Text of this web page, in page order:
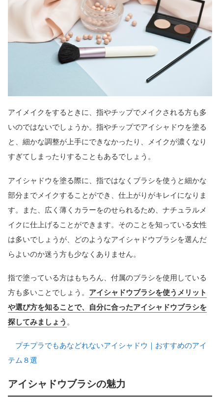
アイメイクをするときに、指やチップでメイクされる方も多
いのではないでしょうか。指やチップでアイシャドウを塗る
と、細かな調整が上手にできなかったり、メイクが濃くなり
すぎてしまったりすることもあるでしょう。
アイシャドウを塗る際に、指ではなくブラシを使うと細かな
部分までメイクすることができ、仕上がりがキレイになりま
す。また、広く薄くカラーをのせられるため、ナチュラルメ
イクに仕上げることができます。そのことを知っている女性
は多いでしょうが、どのようなアイシャドウブラシを選んだ
らよいのか迷う方も少なくありません。
指で塗っている方はもちろん、付属のブラシを使用している
方も多いことでしょう。 アイシャドウブラシを使うメリット
や選び方を知ることで、自分に合ったアイシャドウブラシを
探してみましょう 。
プチプラでもあなどれないアイシャドウ｜おすすめのアイ
テム８選
アイシャドウブラシの魅力